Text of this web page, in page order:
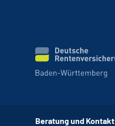
Beratung und Kontakt